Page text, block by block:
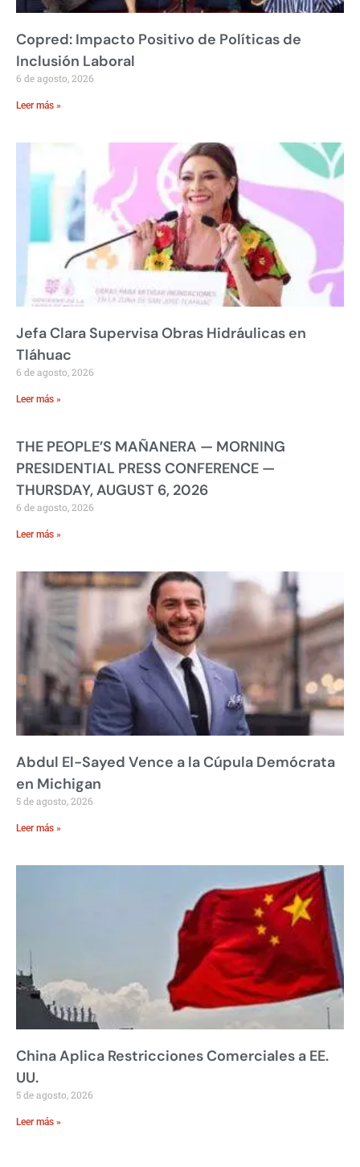
Copred: Impacto Positivo de Políticas de
Inclusión Laboral
6 de agosto, 2026
Leer más »
Jefa Clara Supervisa Obras Hidráulicas en
Tláhuac
6 de agosto, 2026
Leer más »
THE PEOPLE’S MAÑANERA — MORNING
PRESIDENTIAL PRESS CONFERENCE —
THURSDAY, AUGUST 6, 2026
6 de agosto, 2026
Leer más »
Abdul El-Sayed Vence a la Cúpula Demócrata
en Michigan
5 de agosto, 2026
Leer más »
China Aplica Restricciones Comerciales a EE.
UU.
5 de agosto, 2026
Leer más »